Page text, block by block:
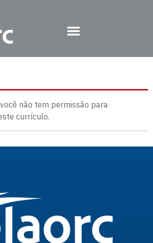
não tem permissão para
currículo.